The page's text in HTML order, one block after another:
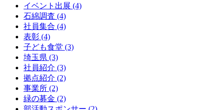
イベント出展 (4)
石綿調査 (4)
社員集合 (4)
表彰 (4)
子ども食堂 (3)
埼玉県 (3)
社員紹介 (3)
拠点紹介 (2)
事業所 (2)
緑の募金 (2)